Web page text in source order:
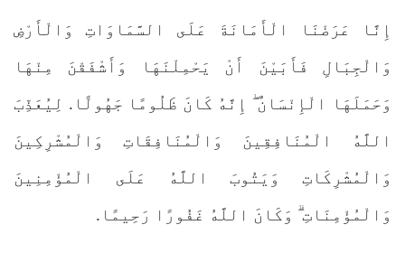
إِنَّا عَرَضْنَا الْأَمَانَةَ عَلَى السَّمَاوَاتِ وَالْأَرْضِ
وَالْجِبَالِ فَأَبَيْنَ أَنْ يَحْمِلْنَهَا وَأَشْفَقْنَ مِنْهَا
وَحَمَلَهَا الْإِنْسَانُ ۖ إِنَّهُ كَانَ ظَلُومًا جَهُولًا. لِيُعَذِّبَ
اللَّهُ الْمُنَافِقِينَ وَالْمُنَافِقَاتِ وَالْمُشْرِكِينَ
وَالْمُشْرِكَاتِ وَيَتُوبَ اللَّهُ عَلَى الْمُؤْمِنِينَ
وَالْمُؤْمِنَاتِ ۗ وَكَانَ اللَّهُ غَفُورًا رَحِيمًا.